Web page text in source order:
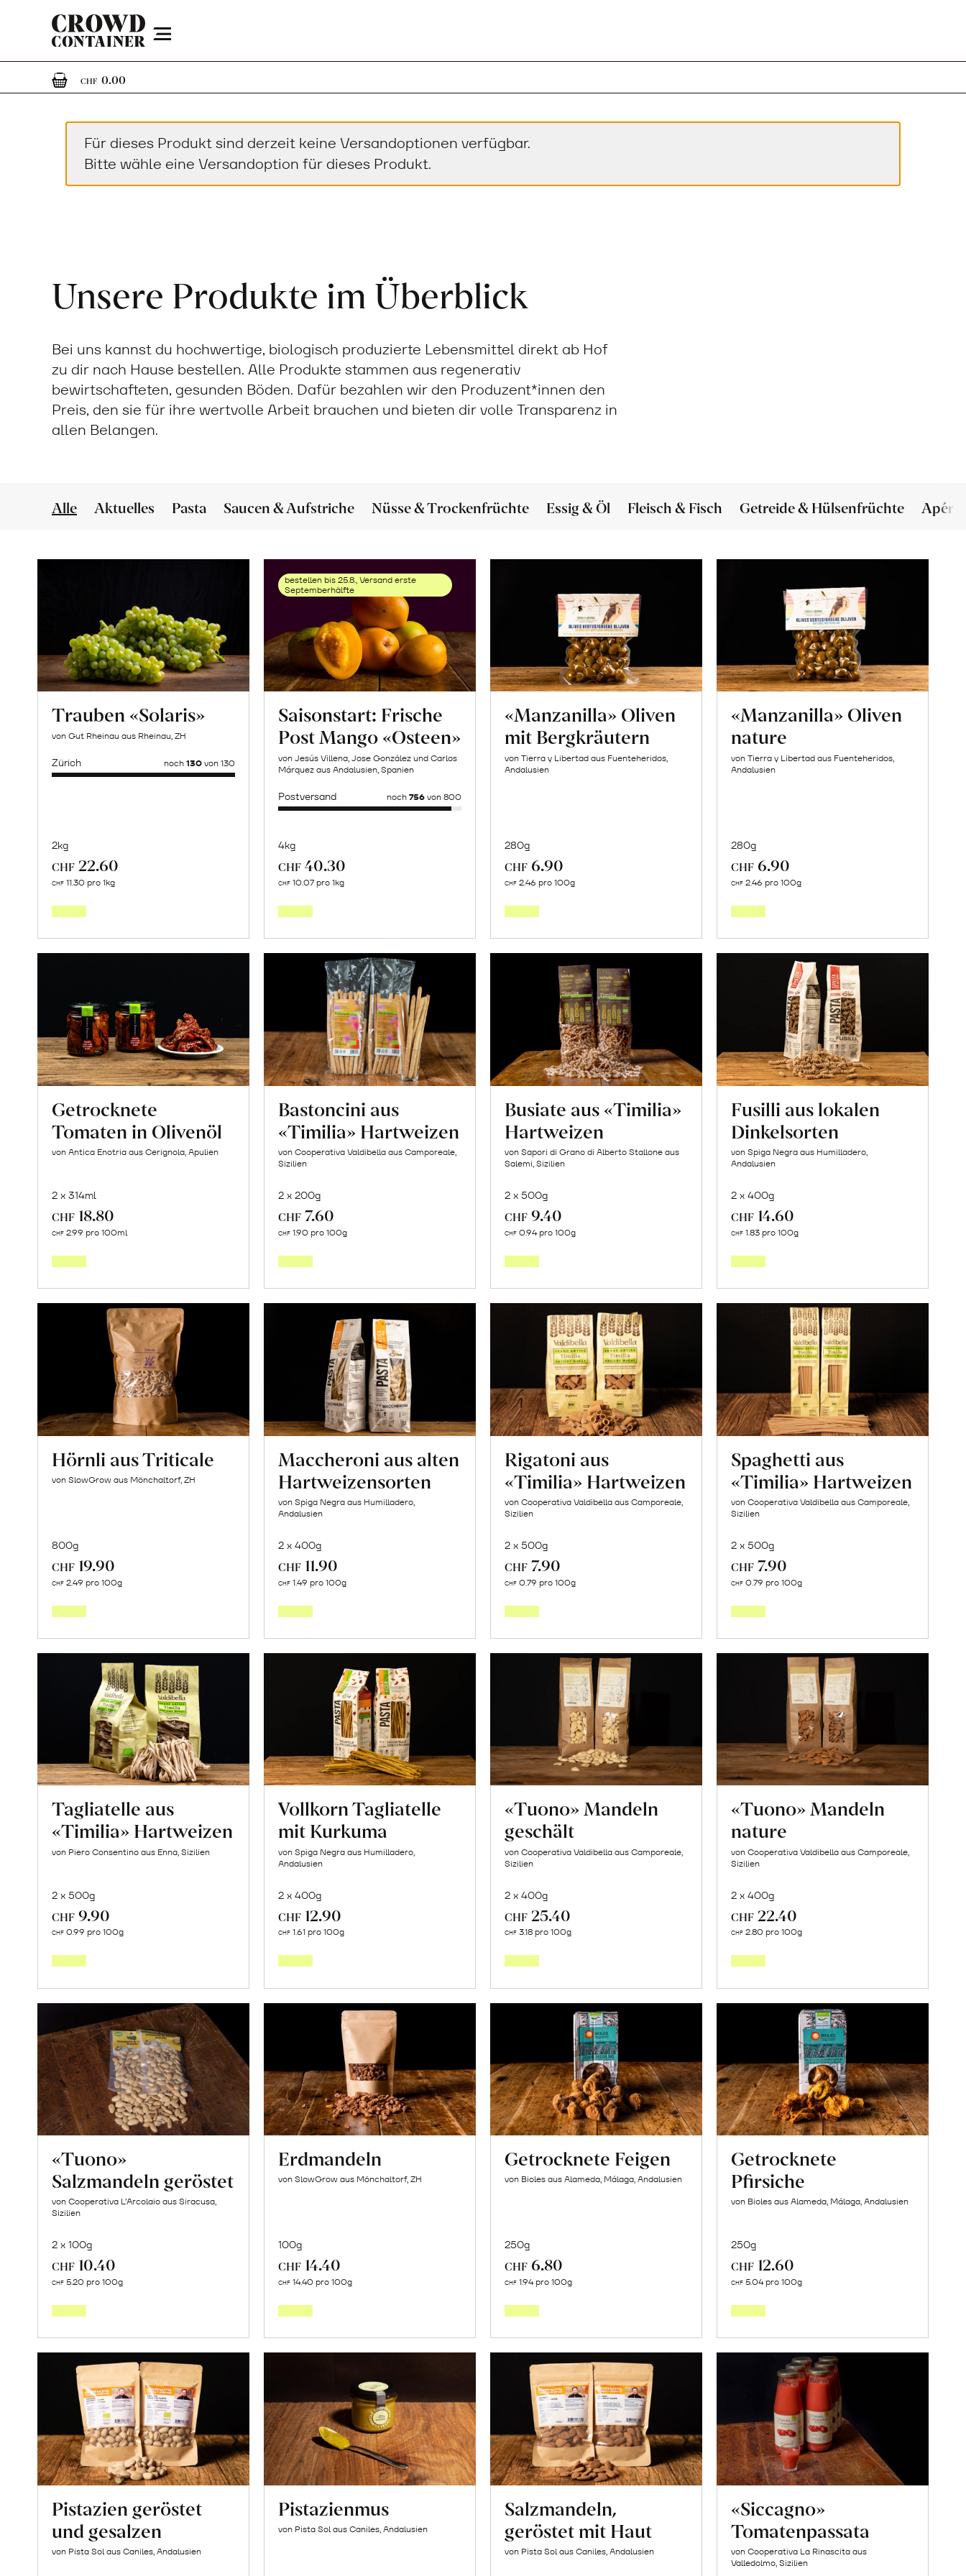
Menu
CHF 0.000 Artikel im Warenkorb
Für dieses Produkt sind derzeit keine Versandoptionen verfügbar.
Bitte wähle eine Versandoption für dieses Produkt.
Unsere Produkte im Überblick
Bei uns kannst du hochwertige, biologisch produzierte Lebensmittel direkt ab Hof
zu dir nach Hause bestellen. Alle Produkte stammen aus regenerativ
bewirtschafteten, gesunden Böden. Dafür bezahlen wir den Produzent*innen den
Preis, den sie für ihre wertvolle Arbeit brauchen und bieten dir volle Transparenz in
allen Belangen.
Alle Aktuelles Pasta Saucen & Aufstriche Nüsse & Trockenfrüchte Essig & Öl Fleisch & Fisch Getreide & Hülsenfrüchte Apéro
Trauben «Solaris»
von Gut Rheinau aus Rheinau, ZH
Zürich noch 130von 130
2kg
CHF 22.60
CHF 11.30 pro 1kg
«Solaris»
bestellen bis 25.8., Versand erste
Septemberhälfte
Saisonstart: Frische
Post Mango «Osteen»
von Jesús Villena, Jose González und Carlos
Márquez aus Andalusien, Spanien
Postversand noch 756von 800
4kg
CHF 40.30
CHF 10.07 pro 1kg
Frische
Post
Mango
«Osteen»
erfahren
«Manzanilla» Oliven
mit Bergkräutern
von Tierra y Libertad aus Fuenteheridos,
Andalusien
280g
CHF 6.90
CHF 2.46 pro 100g
«Manzanilla» Oliven
nature
von Tierra y Libertad aus Fuenteheridos,
Andalusien
280g
CHF 6.90
CHF 2.46 pro 100g
Getrocknete
Tomaten in Olivenöl
von Antica Enotria aus Cerignola, Apulien
2 x 314ml
CHF 18.80
CHF 2.99 pro 100ml
Bastoncini aus
«Timilia» Hartweizen
von Cooperativa Valdibella aus Camporeale,
Sizilien
2 x 200g
CHF 7.60
CHF 1.90 pro 100g
Busiate aus «Timilia»
Hartweizen
von Sapori di Grano di Alberto Stallone aus
Salemi, Sizilien
2 x 500g
CHF 9.40
CHF 0.94 pro 100g
Fusilli aus lokalen
Dinkelsorten
von Spiga Negra aus Humilladero,
Andalusien
2 x 400g
CHF 14.60
CHF 1.83 pro 100g
Hörnli aus Triticale
von SlowGrow aus Mönchaltorf, ZH
800g
CHF 19.90
CHF 2.49 pro 100g
Maccheroni aus alten
Hartweizensorten
von Spiga Negra aus Humilladero,
Andalusien
2 x 400g
CHF 11.90
CHF 1.49 pro 100g
Rigatoni aus
«Timilia» Hartweizen
von Cooperativa Valdibella aus Camporeale,
Sizilien
2 x 500g
CHF 7.90
CHF 0.79 pro 100g
Spaghetti aus
«Timilia» Hartweizen
von Cooperativa Valdibella aus Camporeale,
Sizilien
2 x 500g
CHF 7.90
CHF 0.79 pro 100g
Tagliatelle aus
«Timilia» Hartweizen
von Piero Consentino aus Enna, Sizilien
2 x 500g
CHF 9.90
CHF 0.99 pro 100g
Vollkorn Tagliatelle
mit Kurkuma
von Spiga Negra aus Humilladero,
Andalusien
2 x 400g
CHF 12.90
CHF 1.61 pro 100g
«Tuono» Mandeln
geschält
von Cooperativa Valdibella aus Camporeale,
Sizilien
2 x 400g
CHF 25.40
CHF 3.18 pro 100g
«Tuono» Mandeln
nature
von Cooperativa Valdibella aus Camporeale,
Sizilien
2 x 400g
CHF 22.40
CHF 2.80 pro 100g
«Tuono»
Salzmandeln geröstet
von Cooperativa L’Arcolaio aus Siracusa,
Sizilien
2 x 100g
CHF 10.40
CHF 5.20 pro 100g
Erdmandeln
von SlowGrow aus Mönchaltorf, ZH
100g
CHF 14.40
CHF 14.40 pro 100g
Getrocknete Feigen
von Bioles aus Alameda, Málaga, Andalusien
250g
CHF 6.80
CHF 1.94 pro 100g
Getrocknete
Pfirsiche
von Bioles aus Alameda, Málaga, Andalusien
250g
CHF 12.60
CHF 5.04 pro 100g
Pistazien geröstet
und gesalzen
von Pista Sol aus Caniles, Andalusien
Pistazienmus
von Pista Sol aus Caniles, Andalusien
Salzmandeln,
geröstet mit Haut
von Pista Sol aus Caniles, Andalusien
«Siccagno»
Tomatenpassata
von Cooperativa La Rinascita aus
Valledolmo, Sizilien